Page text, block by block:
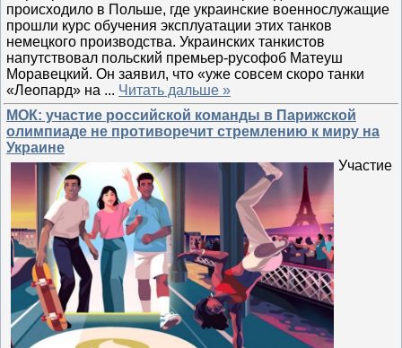
происходило в Польше, где украинские военнослужащие
прошли курс обучения эксплуатации этих танков
немецкого производства. Украинских танкистов
напутствовал польский премьер-русофоб Матеуш
Моравецкий. Он заявил, что «уже совсем скоро танки
«Леопард» на ... Читать дальше »
МОК: участие российской команды в Парижской
олимпиаде не противоречит стремлению к миру на
Украине
Участие